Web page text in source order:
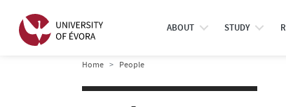
ABOUT STUDY
Home People